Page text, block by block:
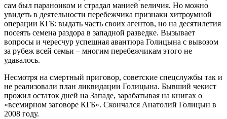
сам был параноиком и страдал манией величия. Но можно
увидеть в деятельности перебежчика признаки хитроумной
операции КГБ: выдать часть своих агентов, но на десятилетия
посеять семена раздора в западной разведке. Вызывает
вопросы и чересчур успешная авантюра Голицына с вывозом
за рубеж всей семьи – многим перебежчикам этого не
удавалось.
Несмотря на смертный приговор, советские спецслужбы так и
не реализовали план ликвидации Голицына. Бывший чекист
прожил остаток дней на Западе, зарабатывая на книгах о
«всемирном заговоре КГБ». Скончался Анатолий Голицын в
2008 году.